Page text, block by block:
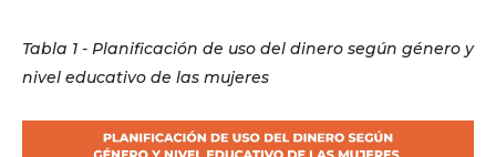
Tabla 1 - Planificación de uso del dinero según género y
nivel educativo de las mujeres